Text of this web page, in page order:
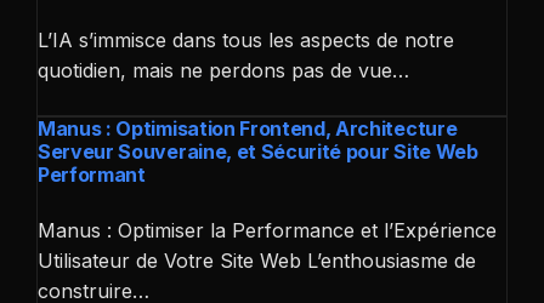
L’IA s’immisce dans tous les aspects de notre
quotidien, mais ne perdons pas de vue…
Manus : Optimisation Frontend, Architecture
Serveur Souveraine, et Sécurité pour Site Web
Performant
Manus : Optimiser la Performance et l’Expérience
Utilisateur de Votre Site Web L’enthousiasme de
construire…